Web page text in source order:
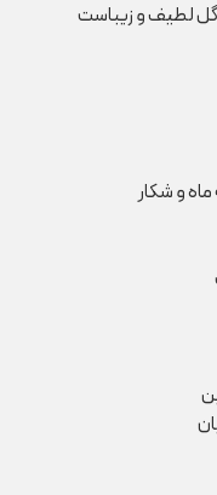
گل لطیف و زیباست
و شکار